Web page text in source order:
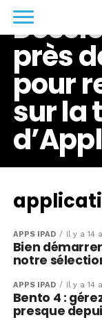
près
pour
sur la
APPS IPAD Il y a 14
Bien
notre
APPS IPAD Il y a 14
Bento 4 :
presque